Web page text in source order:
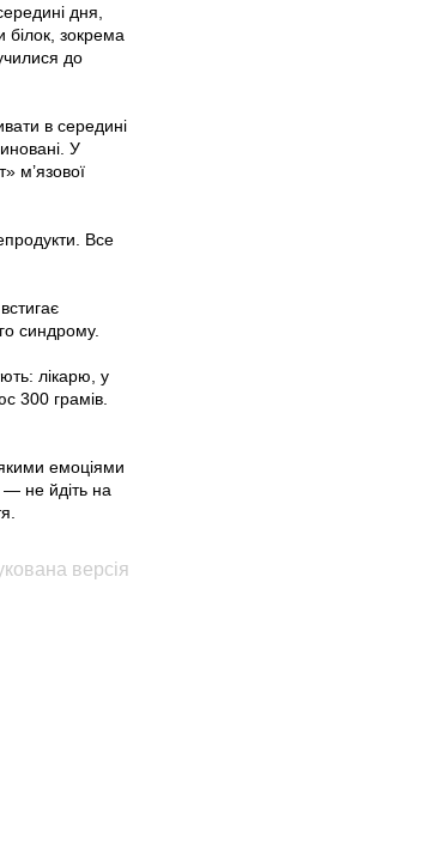
дня,
зокрема
до
в середині
У
м’язової
Все
синдрому.
лікарю, у
300 грамів.
емоціями
— не йдіть на
версія